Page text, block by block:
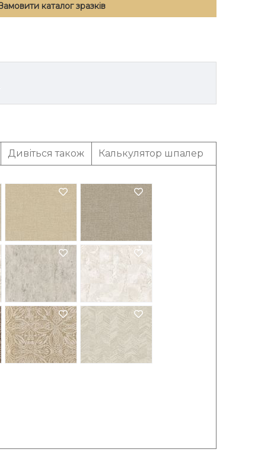
каталог зразків
Дивіться також Калькулятор шпалер